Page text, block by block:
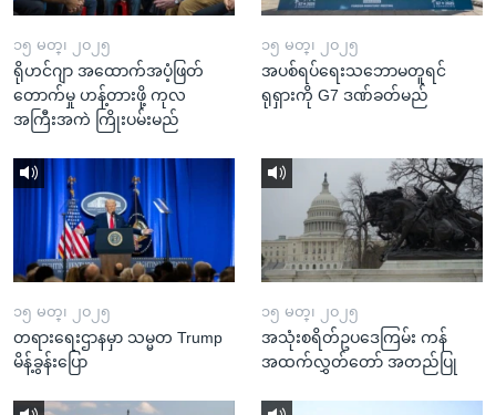
ရန်
၁၅ မတ္၊ ၂၀၂၅
ရိုဟင်ဂျာ အထောက်အပံ့ဖြတ်
တောက်မှု ဟန့်တားဖို့ ကုလ
အကြီးအကဲ ကြိုးပမ်းမည်
၁၅ မတ္၊ ၂၀၂၅
အပစ်ရပ်ရေးသဘောမတူရင်
ရုရှားကို G7 ဒဏ်ခတ်မည်
၁၅ မတ္၊ ၂၀၂၅
တရားရေးဌာနမှာ သမ္မတ Trump
မိန့်ခွန်းပြော
၁၅ မတ္၊ ၂၀၂၅
အသုံးစရိတ်ဥပဒေကြမ်း ကန်
အထက်လွှတ်တော် အတည်ပြု